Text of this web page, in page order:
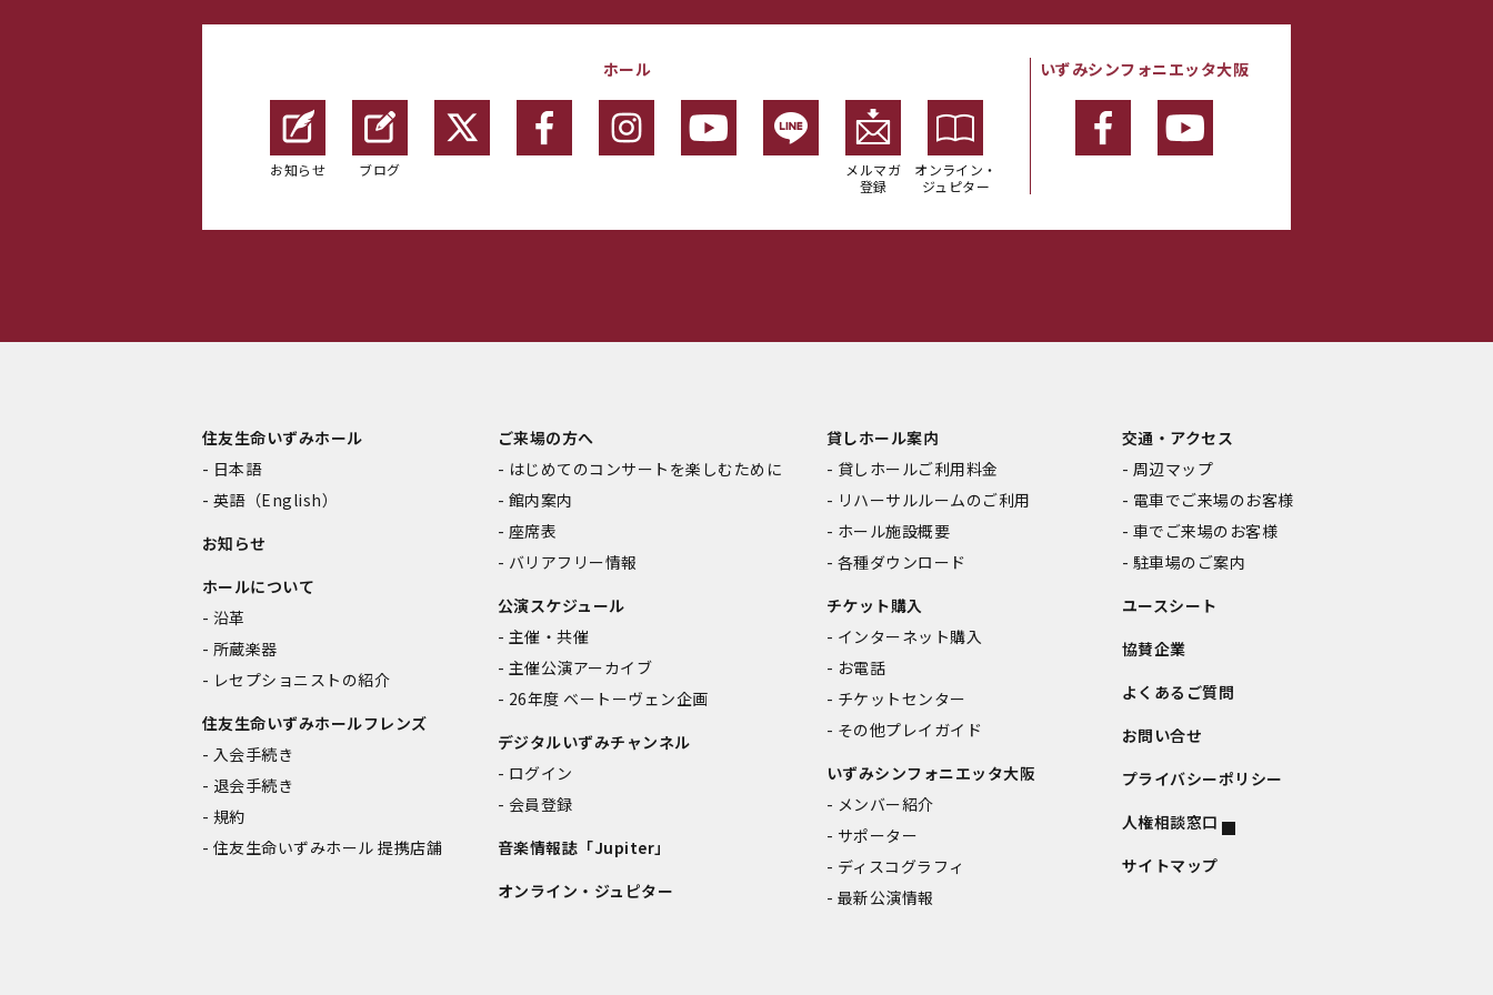
ホール
お知らせ ブログ
メルマガ
登録
オンライン・
ジュピター
いずみシンフォニエッタ大阪
住友生命いずみホール
日本語
英語（English）
お知らせ
ホールについて
沿革
所蔵楽器
レセプショニストの紹介
住友生命いずみホールフレンズ
入会手続き
退会手続き
規約
住友生命いずみホール 提携店舗
ご来場の方へ
はじめてのコンサートを楽しむために
館内案内
座席表
バリアフリー情報
公演スケジュール
主催・共催
主催公演アーカイブ
26年度 ベートーヴェン企画
デジタルいずみチャンネル
ログイン
会員登録
音楽情報誌「Jupiter」
オンライン・ジュピター
貸しホール案内
貸しホールご利用料金
リハーサルルームのご利用
ホール施設概要
各種ダウンロード
チケット購入
インターネット購入
お電話
チケットセンター
その他プレイガイド
いずみシンフォニエッタ大阪
メンバー紹介
サポーター
ディスコグラフィ
最新公演情報
交通・アクセス
周辺マップ
電車でご来場のお客様
車でご来場のお客様
駐車場のご案内
ユースシート
協賛企業
よくあるご質問
お問い合せ
プライバシーポリシー
人権相談窓口
サイトマップ